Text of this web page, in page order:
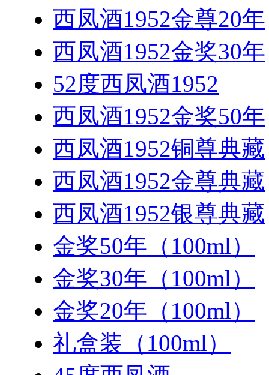
西凤酒1952金尊20年
西凤酒1952金奖30年
52度西凤酒1952
西凤酒1952金奖50年
西凤酒1952铜尊典藏
西凤酒1952金尊典藏
西凤酒1952银尊典藏
金奖50年（100ml）
金奖30年（100ml）
金奖20年（100ml）
礼盒装（100ml）